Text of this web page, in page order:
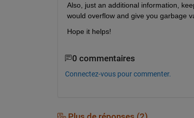
0.0000    0.0000    0.0000
  Columns 96 through 114
0.0000    0.0000    0.0000
0.0000    0.0000    0.0000
Also, just an additional information,
would overflow and give you garbage
Hope it helps!
0 commentaires
Connectez-vous pour commenter.